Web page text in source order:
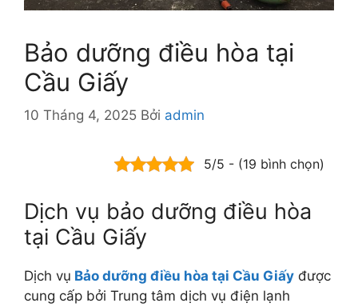
Bảo dưỡng điều hòa tại
Cầu Giấy
10 Tháng 4, 2025 Bởi admin
5/5 - (19 bình chọn)
Dịch vụ bảo dưỡng điều hòa
tại Cầu Giấy
Dịch vụ Bảo dưỡng điều hòa tại Cầu Giấy được
cung cấp bởi Trung tâm dịch vụ điện lạnh